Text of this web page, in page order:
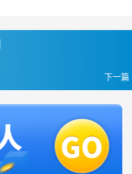
下一篇